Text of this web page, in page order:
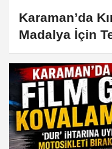
Karaman’da
Madalya İçin